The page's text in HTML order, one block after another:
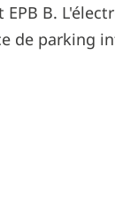
EPB B.
de parking